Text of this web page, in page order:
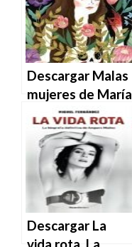
Descargar Malas
mujeres de María
Hesse en EPUB |
PDF | MOBI
Descargar La